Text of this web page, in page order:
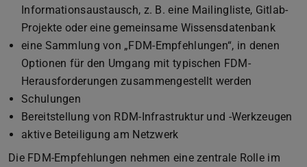
Informationsaustausch, z. B. eine Mailingliste, Gitlab-
Projekte oder eine gemeinsame Wissensdatenbank
eine Sammlung von „FDM-Empfehlungen“, in denen
Optionen für den Umgang mit typischen FDM-
Herausforderungen zusammengestellt werden
Schulungen
Bereitstellung von RDM-Infrastruktur und -Werkzeugen
aktive Beteiligung am Netzwerk
Die FDM-Empfehlungen nehmen eine zentrale Rolle im